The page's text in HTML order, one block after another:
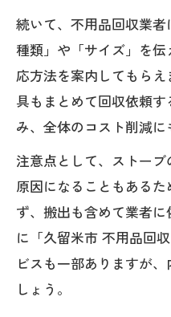
久留米市の不
策
ストーブ処分
準備
回収費用を抑える
識
不用品回収費
ポイント
口コミで評判
術
続いて、不用品回収業
種類」や「サイズ」を
応方法を案内してもら
具もまとめて回収依頼
み、全体のコスト削減に
注意点として、ストー
原因になることもある
ず、搬出も含めて業者
に「久留米市 不用品回
ビスも一部ありますが
しょう。